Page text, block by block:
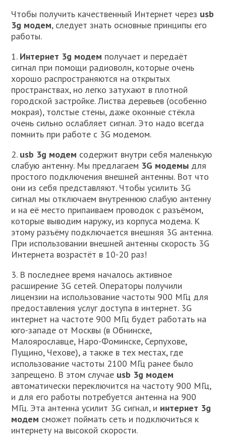
Чтобы получить качественный Интернет через usb
3g модем, следует знать основные принципы его
работы.
1. Интернет 3g модем получает и передаёт
сигнал при помощи радиоволн, которые очень
хорошо распространяются на открытых
пространствах, но легко затухают в плотной
городской застройке. Листва деревьев (особенно
мокрая), толстые стены, даже оконные стёкла
очень сильно ослабляет сигнал. Это надо всегда
помнить при работе с 3G модемом.
2. usb 3g модем содержит внутри себя маленькую
слабую антенну. Мы предлагаем 3G модемы для
простого подключения внешней антенны. Вот что
они из себя представляют. Чтобы усилить 3G
сигнал мы отключаем внутреннюю слабую антенну
и на её место припаиваем проводок с разъёмом,
которые выводим наружу, из корпуса модема. К
этому разъёму подключается внешняя 3G антенна.
При использовании внешней антенны скорость 3G
Интернета возрастёт в 10-20 раз!
3. В последнее время началось активное
расширение 3G сетей. Операторы получили
лицензии на использование частоты 900 МГц для
предоставления услуг доступа в интернет. 3G
интернет на частоте 900 МГц будет работать на
юго-западе от Москвы (в Обнинске,
Малоярославце, Наро-Фоминске, Серпухове,
Пущино, Чехове), а также в тех местах, где
использование частоты 2100 МГц ранее было
запрещено. В этом случае usb 3g модем
автоматически переключится на частоту 900 МГц,
и для его работы потребуется антенна на 900
МГц. Эта антенна усилит 3G сигнал, и интернет 3g
модем сможет поймать сеть и подключиться к
интернету на высокой скорости.